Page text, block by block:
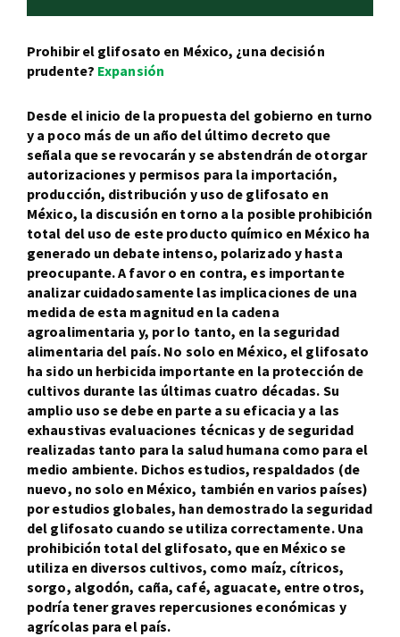
Prohibir el glifosato en México, ¿una decisión
prudente? Expansión
Desde el inicio de la propuesta del gobierno en turno
y a poco más de un año del último decreto que
señala que se revocarán y se abstendrán de otorgar
autorizaciones y permisos para la importación,
producción, distribución y uso de glifosato en
México, la discusión en torno a la posible prohibición
total del uso de este producto químico en México ha
generado un debate intenso, polarizado y hasta
preocupante. A favor o en contra, es importante
analizar cuidadosamente las implicaciones de una
medida de esta magnitud en la cadena
agroalimentaria y, por lo tanto, en la seguridad
alimentaria del país. No solo en México, el glifosato
ha sido un herbicida importante en la protección de
cultivos durante las últimas cuatro décadas. Su
amplio uso se debe en parte a su eficacia y a las
exhaustivas evaluaciones técnicas y de seguridad
realizadas tanto para la salud humana como para el
medio ambiente. Dichos estudios, respaldados (de
nuevo, no solo en México, también en varios países)
por estudios globales, han demostrado la seguridad
del glifosato cuando se utiliza correctamente. Una
prohibición total del glifosato, que en México se
utiliza en diversos cultivos, como maíz, cítricos,
sorgo, algodón, caña, café, aguacate, entre otros,
podría tener graves repercusiones económicas y
agrícolas para el país.